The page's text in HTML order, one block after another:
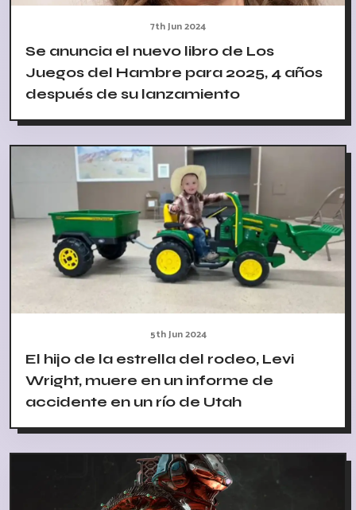
7th Jun 2024
Se anuncia el nuevo libro de Los
Juegos del Hambre para 2025, 4 años
después de su lanzamiento
5th Jun 2024
El hijo de la estrella del rodeo, Levi
Wright, muere en un informe de
accidente en un río de Utah